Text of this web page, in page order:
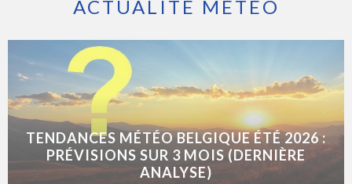
ACTUALITÉ MÉTÉO
TENDANCES MÉTÉO BELGIQUE ÉTÉ 2026 :
PRÉVISIONS SUR 3 MOIS (DERNIÈRE
ANALYSE)